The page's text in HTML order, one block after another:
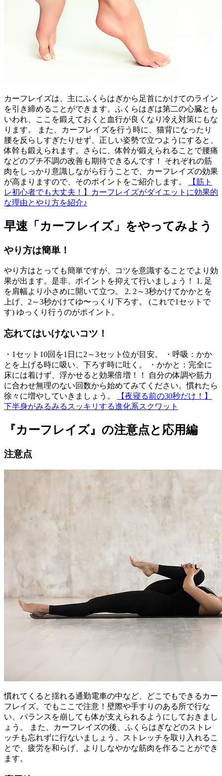
カーフレイズは、主にふくらはぎから足首にかけてのライン
を引き締めることができます。ふくらはぎは第二の心臓とも
いわれ、ここを鍛えておくと血行が良くなり冷え対策にもな
ります。 また、カーフレイズを行う時に、猫背になったり
腰を反らしすぎたりせず、正しい姿勢で立つようにすると、
体幹も鍛えられます。さらに、体幹が鍛えられることで腰痛
などのプチ不調の改善も期待できるんです！ それぞれの筋
肉をしっかり意識しながら行うことで、カーフレイズの効果
が高まりますので、そのポイントをご紹介します。
【筋ト
レ初心者でも大丈夫！】カーフレイズがダイエットに効果的
な理由とやり方を紹介♪
早速「カーフレイズ」をやってみよう
やり方は簡単！
やり方はとっても簡単ですが、コツを意識することでより効
果が出ます。是非、ポイントを抑えて行いましょう！ 1. 足
を肩幅より小さめに開いて立つ。 2. 2～3秒かけてかかとを
上げ、2～3秒かけてゆ〜っくり下ろす。 (これで1セットで
す) ゆっくり行うのがポイント。
忘れてはいけないコツ！
・1セット10回を1日に2～3セット位が目安。 ・呼吸：かか
とを上げる時に吸い、下ろす時に吐く。 ・かかと：完全に
床には着けず、浮かせると効果倍増！！ 自分の体調や筋力
に合わせ無理のない回数から始めてみてください。慣れたら
徐々に増やしていきましょう。
【夜寝る前の30秒だけ！】
下半身がみるみるスッキリする進化系スクワット
『カーフレイズ』の注意点と応用編
注意点
慣れてくると揺れる通勤電車の中など、どこでもできるカー
フレイズ。でもここで注意！壁際や手すりのある所で行な
い、バランスを崩しても体が支えられるようにしておきまし
ょう。 また、カーフレイズの後、ふくらはぎなどのストレ
ッチも忘れずに行ないましょう。ストレッチを取り入れるこ
とで、疲労を和らげ、よりしなやかな筋肉を作ることができ
ます。